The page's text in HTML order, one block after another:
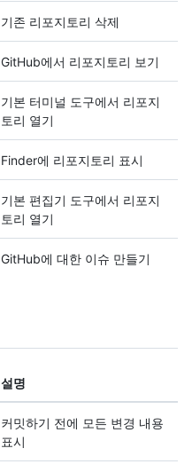
기존 리포지토리 삭제
GitHub에서 리포지토리 보기
기본 터미널 도구에서 리포지
토리 열기
Finder에 리포지토리 표시
기본 편집기 도구에서 리포지
토리 열기
GitHub에 대한 이슈 만들기
설명
커밋하기 전에 모든 변경 내용
표시